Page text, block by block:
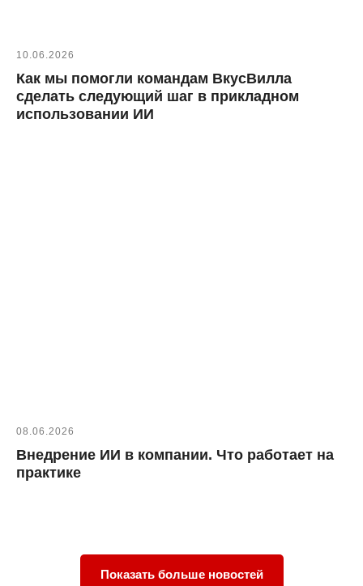
10.06.2026
Как мы помогли командам ВкусВилла
сделать следующий шаг в прикладном
использовании ИИ
08.06.2026
Внедрение ИИ в компании. Что работает на
практике
Показать больше новостей